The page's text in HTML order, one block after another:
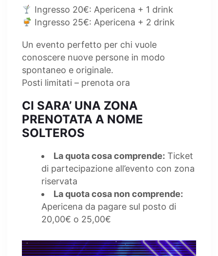
Ingresso 20€: Apericena + 1 drink
Ingresso 25€: Apericena + 2 drink
Un evento perfetto per chi vuole
conoscere nuove persone in modo
spontaneo e originale.
Posti limitati – prenota ora
CI SARA’ UNA ZONA
PRENOTATA A NOME
SOLTEROS
La quota cosa comprende: Ticket
di partecipazione all’evento con zona
riservata
La quota cosa non comprende:
Apericena da pagare sul posto di
20,00€ o 25,00€